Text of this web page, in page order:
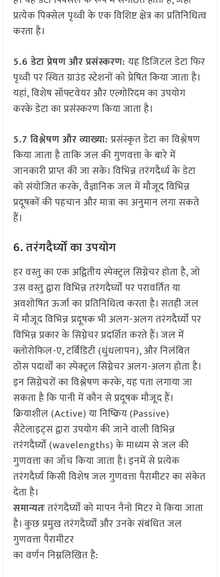
प्रत्येक पिक्सेल पृथ्वी के एक विशिष्ट क्षेत्र का प्रतिनिधित्व
करता है।
5.6 डेटा प्रेषण और प्रसंस्करण:यह डिजिटल डेटा फिर
पृथ्वी पर स्थित ग्राउंड स्टेशनों को प्रेषित किया जाता है।
यहां, विशेष सॉफ्टवेयर और एल्गोरिदम का उपयोग
करके डेटा का प्रसंस्करण किया जाता है।
5.7 विश्लेषण और व्याख्या:प्रसंस्कृत डेटा का विश्लेषण
किया जाता है ताकि जल की गुणवत्ता के बारे में
जानकारी प्राप्त की जा सके। विभिन्न तरंगदैर्ध्य के डेटा
को संयोजित करके, वैज्ञानिक जल में मौजूद विभिन्न
प्रदूषकों की पहचान और मात्रा का अनुमान लगा सकते
हैं।
6. तरंगदैर्घ्यों का उपयोग
हर वस्तु का एक अद्वितीय स्पेक्ट्रल सिग्नेचर होता है, जो
उस वस्तु द्वारा विभिन्न तरंगदैर्घ्यों पर परावर्तित या
अवशोषित ऊर्जा का प्रतिनिधित्व करता है। सतही जल
में मौजूद विभिन्न प्रदूषक भी अलग-अलग तरंगदैर्घ्यों पर
विभिन्न प्रकार के सिग्नेचर प्रदर्शित करते हैं। जल में
क्लोरोफिल-ए, टर्बिडिटी (धुंधलापन), और निलंबित
ठोस पदार्थों का स्पेक्ट्रल सिग्नेचर अलग-अलग होता है।
इन सिग्नेचरों का विश्लेषण करके, यह पता लगाया जा
सकता है कि पानी में कौन से प्रदूषक मौजूद हैं।
क्रियाशील (Active) या निष्क्रिय (Passive)
सैटेलाइट्स द्वारा उपयोग की जाने वाली विभिन्न
तरंगदैर्घ्यों (wavelengths) के माध्यम से जल की
गुणवत्ता का जाँच किया जाता है। इनमें से प्रत्येक
तरंगदैर्घ्य किसी विशेष जल गुणवत्ता पैरामीटर का संकेत
देता है।
समान्यतःतरंगदैर्घ्यों को मापन नैनो मिटर मे किया जाता
है। कुछ प्रमुख तरंगदैर्घ्यों और उनके संबंधित जल
गुणवत्ता पैरामीटर
का वर्णन निम्नलिखित है: